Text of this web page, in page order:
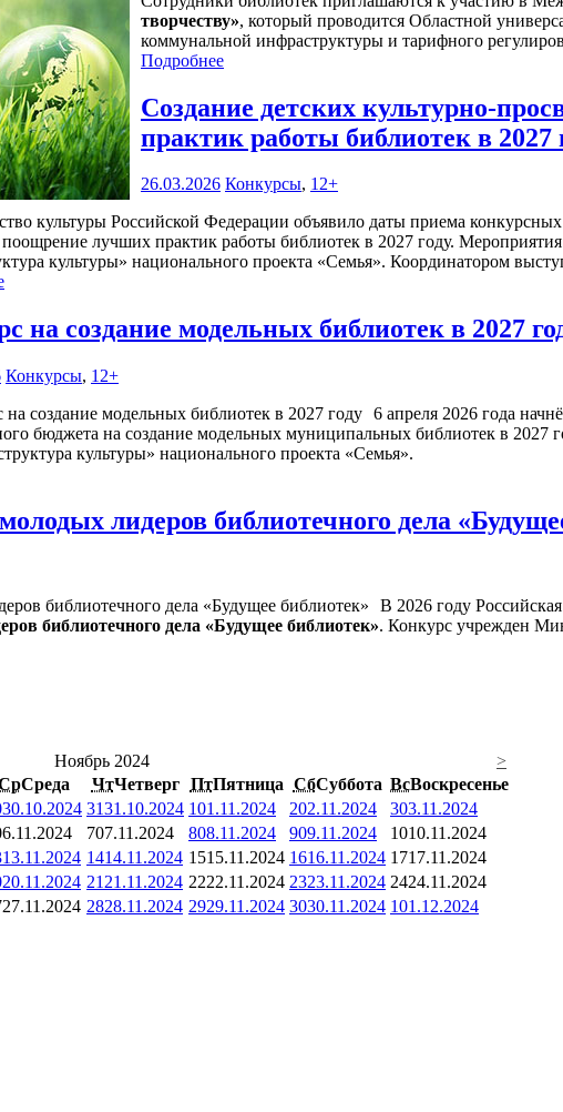
творчеству», который проводится Областной
коммунальной инфраструктуры и тарифного
Подробнее
Создание детских культурно-
практик работы библиотек в 2027
26.03.2026 Конкурсы, 12+
культуры Российской Федерации объявило даты приема
лучших практик работы библиотек в 2027 году.
культуры» национального проекта «Семья». Координатором
на создание модельных библиотек в 2027
Конкурсы, 12+
6 апреля 2026 года
бюджета на создание модельных муниципальных библиотек в 2027
культуры» национального проекта «Семья».
лидеров библиотечного дела
В 2026 году
библиотечного дела «Будущее библиотек». Конкурс учрежден
Ноябрь 2024
>
Среда ЧтЧетверг ПтПятница СбСуббота ВсВоскресенье
30.10.2024 3131.10.2024 101.11.2024 202.11.2024 303.11.2024
707.11.2024 808.11.2024 909.11.2024 1010.11.2024
13.11.2024 1414.11.2024 1515.11.2024 1616.11.2024 1717.11.2024
20.11.2024 21 21.11.2024 2222.11.2024 2323.11.2024 2424.11.2024
27.11.2024 2828.11.2024 2929.11.2024 3030.11.2024 101.12.2024